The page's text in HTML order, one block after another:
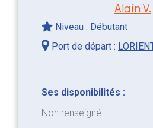
Alain V.
Niveau : Débutant
Port de départ :
Ses disponibilités :
Non renseigné